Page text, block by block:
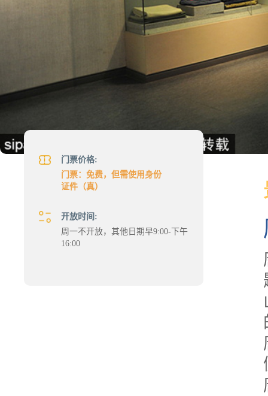
门票价格:
门票：免费，但需使用身份
证件（真）
开放时间:
周一不开放，其他日期早9:00-下午
16:00